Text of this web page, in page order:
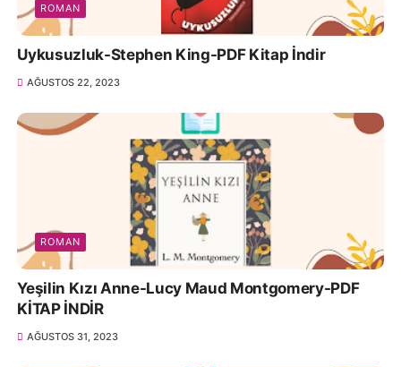
ROMAN
Uykusuzluk-Stephen King-PDF Kitap İndir
AĞUSTOS 22, 2023
ROMAN
Yeşilin Kızı Anne-Lucy Maud Montgomery-PDF
KİTAP İNDİR
AĞUSTOS 31, 2023